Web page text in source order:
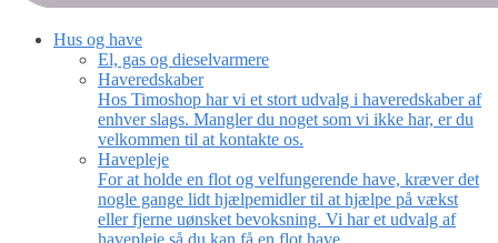
Hus og have
El, gas og dieselvarmere
Haveredskaber
Hos Timoshop har vi et stort udvalg i haveredskaber af
enhver slags. Mangler du noget som vi ikke har, er du
velkommen til at kontakte os.
Havepleje
For at holde en flot og velfungerende have, kræver det
nogle gange lidt hjælpemidler til at hjælpe på vækst
eller fjerne uønsket bevoksning. Vi har et udvalg af